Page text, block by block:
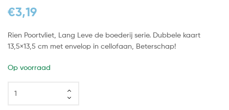
€3,19
Rien Poortvliet, Lang Leve de boederij serie. Dubbele kaart
13,5×13,5 cm met envelop in cellofaan, Beterschap!
Op voorraad